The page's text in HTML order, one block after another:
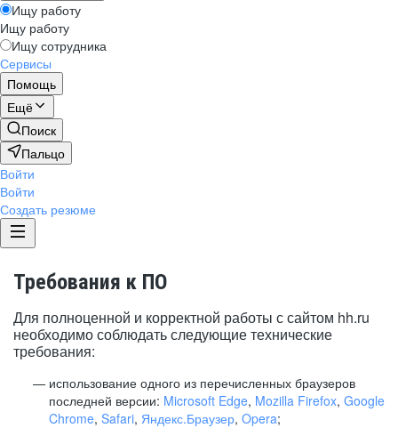
Ищу работу
Ищу работу
Ищу сотрудника
Сервисы
Помощь
Ещё
Поиск
Пальцо
Войти
Войти
Создать резюме
Требования к ПО
Для полноценной и корректной работы с сайтом hh.ru
необходимо соблюдать следующие технические
требования:
использование одного из перечисленных браузеров
последней версии: Microsoft Edge, Mozilla Firefox, Google
Chrome, Safari, Яндекс.Браузер, Opera;